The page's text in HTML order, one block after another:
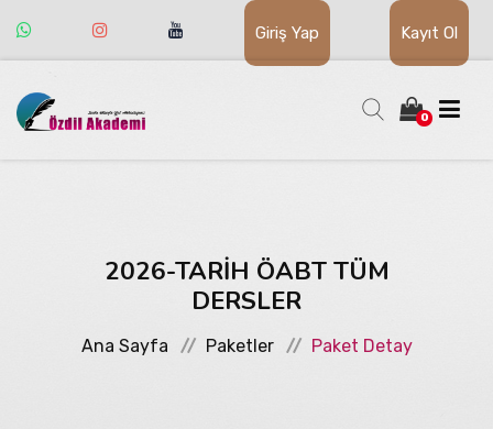
Giriş Yap Kayıt Ol
0
EĞITIM İÇERIKLERI
KİTAP SATIŞ MAĞAZASI
2026-TARİH ÖABT TÜM
DERSLER
Ana Sayfa Paketler Paket Detay